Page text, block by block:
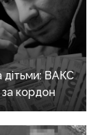
дітьми: ВАКС
за кордон